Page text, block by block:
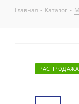
Главная - Каталог -
РАСПРОДАЖА